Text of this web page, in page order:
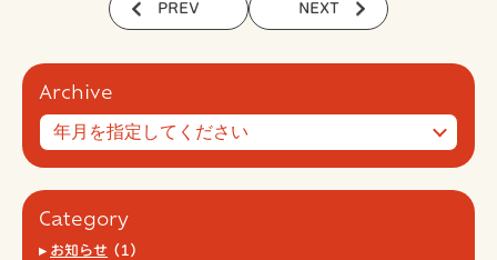
PREV NEXT
Archive
Category
お知らせ (1)